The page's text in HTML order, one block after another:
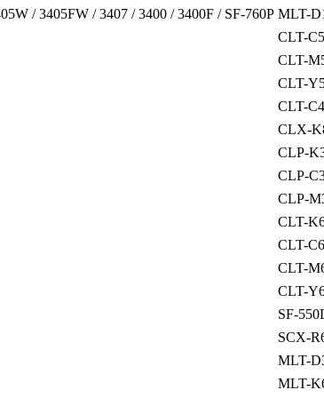
/ 3405FW / 3407 / 3400 / 3400F / SF-760P MLT-
CLT-
CLT-
CLT-
CLT-
CLX-
CLP-
CLP-
CLP-
CLT-
CLT-
CLT-
CLT-
SF-
SCX-
MLT-
MLT-